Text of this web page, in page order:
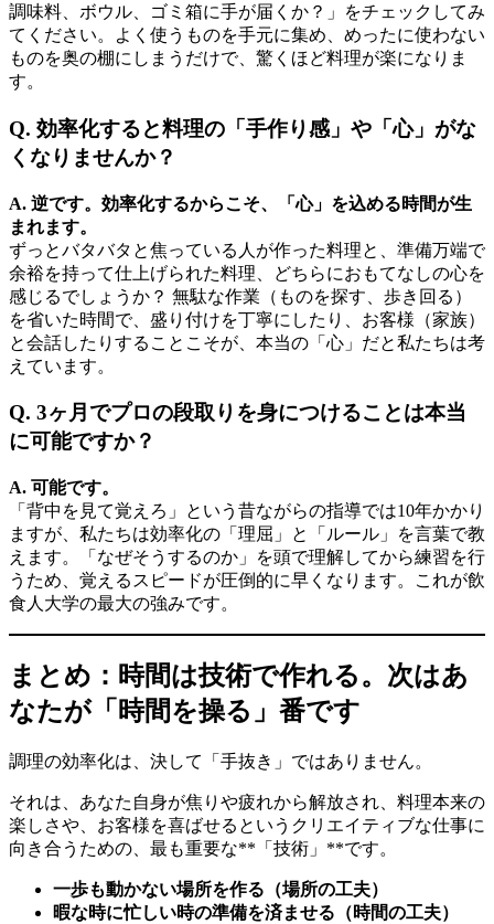
調味料、ボウル、ゴミ箱に手が届くか？」をチェックしてみ
てください。よく使うものを手元に集め、めったに使わない
ものを奥の棚にしまうだけで、驚くほど料理が楽になりま
す。
Q. 効率化すると料理の「手作り感」や「心」がな
くなりませんか？
A. 逆です。効率化するからこそ、「心」を込める時間が生
まれます。
ずっとバタバタと焦っている人が作った料理と、準備万端で
余裕を持って仕上げられた料理、どちらにおもてなしの心を
感じるでしょうか？ 無駄な作業（ものを探す、歩き回る）
を省いた時間で、盛り付けを丁寧にしたり、お客様（家族）
と会話したりすることこそが、本当の「心」だと私たちは考
えています。
Q. 3ヶ月でプロの段取りを身につけることは本当
に可能ですか？
A. 可能です。
「背中を見て覚えろ」という昔ながらの指導では10年かかり
ますが、私たちは効率化の「理屈」と「ルール」を言葉で教
えます。「なぜそうするのか」を頭で理解してから練習を行
うため、覚えるスピードが圧倒的に早くなります。これが飲
食人大学の最大の強みです。
まとめ：時間は技術で作れる。次はあ
なたが「時間を操る」番です
調理の効率化は、決して「手抜き」ではありません。
それは、あなた自身が焦りや疲れから解放され、料理本来の
楽しさや、お客様を喜ばせるというクリエイティブな仕事に
向き合うための、最も重要な**「技術」**です。
一歩も動かない場所を作る（場所の工夫）
暇な時に忙しい時の準備を済ませる（時間の工夫）